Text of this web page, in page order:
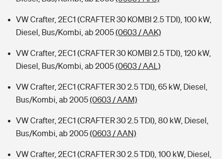
VW Crafter, 2EC1 (CRAFTER 30 KOMBI 2.5 TDI), 100 kW,
Diesel, Bus/Kombi, ab 2005(0603 / AAK)
VW Crafter, 2EC1 (CRAFTER 30 KOMBI 2.5 TDI), 120 kW,
Diesel, Bus/Kombi, ab 2005(0603 / AAL)
VW Crafter, 2EC1 (CRAFTER 30 2.5 TDI), 65 kW, Diesel,
Bus/Kombi, ab 2005(0603 / AAM)
VW Crafter, 2EC1 (CRAFTER 30 2.5 TDI), 80 kW, Diesel,
Bus/Kombi, ab 2005(0603 / AAN)
VW Crafter, 2EC1 (CRAFTER 30 2.5 TDI), 100 kW, Diesel,